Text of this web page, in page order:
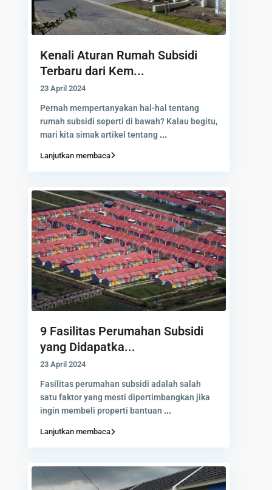
Kenali Aturan Rumah Subsidi
Terbaru dari Kem...
23 April 2024
Pernah mempertanyakan hal-hal tentang
rumah subsidi seperti di bawah? Kalau begitu,
mari kita simak artikel tentang ...
Lanjutkan membaca
9 Fasilitas Perumahan Subsidi
yang Didapatka...
23 April 2024
Fasilitas perumahan subsidi adalah salah
satu faktor yang mesti dipertimbangkan jika
ingin membeli properti bantuan ...
Lanjutkan membaca